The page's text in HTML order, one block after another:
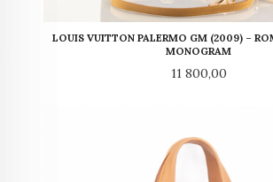
LOUIS VUITTON PALERMO GM (2009) –
MONOGRAM
Pris
11 800,00